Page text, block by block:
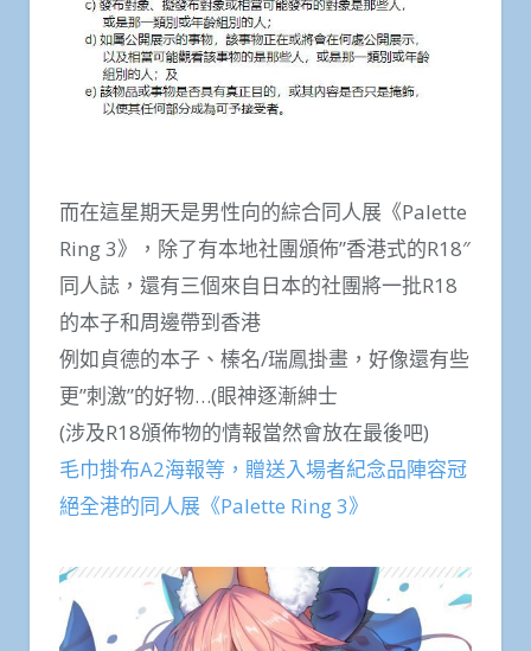
而在這星期天是男性向的綜合同人展《Palette
Ring 3》，除了有本地社團頒佈”香港式的R18″
同人誌，還有三個來自日本的社團將一批R18
的本子和周邊帶到香港
例如貞德的本子、榛名/瑞鳳掛畫，好像還有些
更”刺激”的好物…(眼神逐漸紳士
(涉及R18頒佈物的情報當然會放在最後吧)
毛巾掛布A2海報等，贈送入場者紀念品陣容冠
絕全港的同人展《Palette Ring 3》